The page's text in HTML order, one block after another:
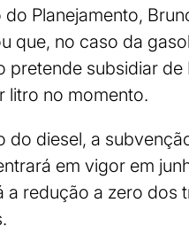
do Planejamento,
que, no caso da
pretende subsidiar de
litro no momento.
do diesel, a
em vigor em
a redução a zero dos